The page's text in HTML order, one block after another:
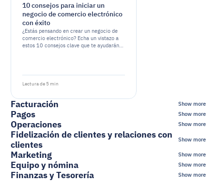
10 consejos para iniciar un
negocio de comercio electrónico
con éxito
¿Estás pensando en crear un negocio de
comercio electrónico? Echa un vistazo a
estos 10 consejos clave que te ayudarán a
Lectura de 5 min
Facturación Show more
Pagos Show more
Operaciones Show more
Fidelización de clientes y relaciones con
clientes Show more
Marketing Show more
Equipo y nómina Show more
Finanzas y Tesorería Show more